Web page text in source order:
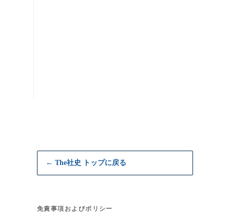
← The社史 トップに戻る
免責事項およびポリシー